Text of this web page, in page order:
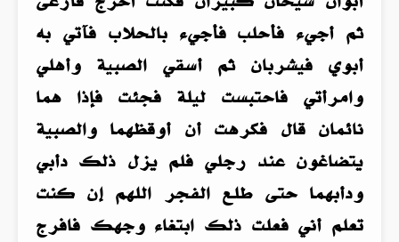
ثم أجيء فأحلب فأجيء بالحلاب فآتي به
أبوي فيشربان ثم أسقي الصبية وأهلي
وامرأتي فاحتبست ليلة فجئت فإذا هما
نائمان قال فكرهت أن أوقظهما والصبية
يتضاغون عند رجلي فلم يزل ذلك دأبي
ودأبهما حتى طلع الفجر اللهم إن كنت
تعلم أني فعلت ذلك ابتغاء وجهك فافرج